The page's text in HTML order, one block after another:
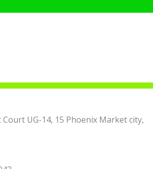
Court UG-14, 15 Phoenix Market city,